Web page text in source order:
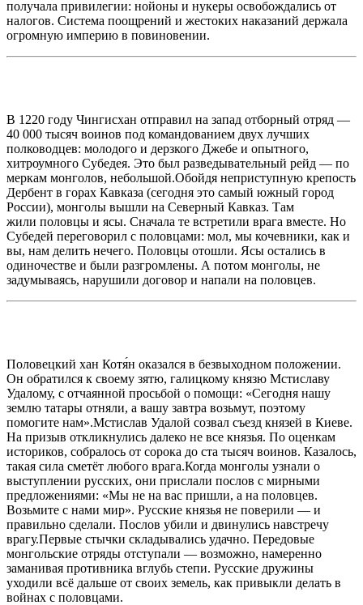
получала привилегии: нойоны и нукеры освобождались от
налогов. Система поощрений и жестоких наказаний держала
огромную империю в повиновении.
В 1220 году Чингисхан отправил на запад отборный отряд —
40 000 тысяч воинов под командованием двух лучших
полководцев: молодого и дерзкого Джебе и опытного,
хитроумного Субедея. Это был разведывательный рейд — по
меркам монголов, небольшой.Обойдя неприступную крепость
Дербент в горах Кавказа (сегодня это самый южный город
России), монголы вышли на Северный Кавказ. Там
жили половцы и ясы. Сначала те встретили врага вместе. Но
Субедей переговорил с половцами: мол, мы кочевники, как и
вы, нам делить нечего. Половцы отошли. Ясы остались в
одиночестве и были разгромлены. А потом монголы, не
задумываясь, нарушили договор и напали на половцев.
Половецкий хан Котя́н оказался в безвыходном положении.
Он обратился к своему зятю, галицкому князю Мстиславу
Удалому, с отчаянной просьбой о помощи: «Сегодня нашу
землю татары отняли, а вашу завтра возьмут, поэтому
помогите нам».Мстислав Удалой созвал съезд князей в Киеве.
На призыв откликнулись далеко не все князья. По оценкам
историков, собралось от сорока до ста тысяч воинов. Казалось,
такая сила сметёт любого врага.Когда монголы узнали о
выступлении русских, они прислали послов с мирными
предложениями: «Мы не на вас пришли, а на половцев.
Возьмите с нами мир». Русские князья не поверили — и
правильно сделали. Послов убили и двинулись навстречу
врагу.Первые стычки складывались удачно. Передовые
монгольские отряды отступали — возможно, намеренно
заманивая противника вглубь степи. Русские дружины
уходили всё дальше от своих земель, как привыкли делать в
войнах с половцами.